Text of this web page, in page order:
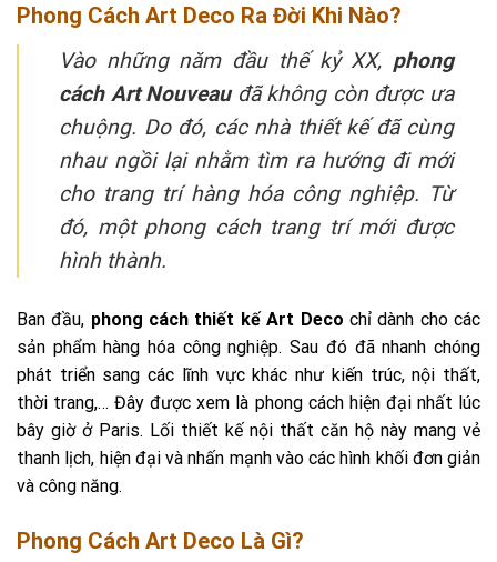
Phong Cách Art Deco Ra Đời Khi Nào?
Vào những năm đầu thế kỷ XX, phong
cách Art Nouveauđã không còn được ưa
chuộng. Do đó, các nhà thiết kế đã cùng
nhau ngồi lại nhằm tìm ra hướng đi mới
cho trang trí hàng hóa công nghiệp. Từ
đó, một phong cách trang trí mới được
hình thành.
Ban đầu, phong cách thiết kế Art Deco chỉ dành cho các
sản phẩm hàng hóa công nghiệp. Sau đó đã nhanh chóng
phát triển sang các lĩnh vực khác như kiến trúc, nội thất,
thời trang,… Đây được xem là phong cách hiện đại nhất lúc
bây giờ ở Paris. Lối thiết kế nội thất căn hộ này mang vẻ
thanh lịch, hiện đại và nhấn mạnh vào các hình khối đơn giản
và công năng.
Phong Cách Art Deco Là Gì?